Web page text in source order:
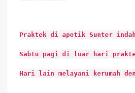
Praktek di apotik Sunter
Sabtu pagi di luar hari
Hari lain melayani kerumah